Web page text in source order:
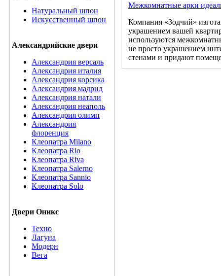
Натуральный шпон
Искусственный шпон
Александрийские двери
Александрия версаль
Александрия италия
Александрия корсика
Александрия мадрид
Александрия натали
Александрия неаполь
Александрия олимп
Александрия
флоренция
Клеопатра Milano
Клеопатра Rio
Клеопатра Riva
Клеопатра Salerno
Клеопатра Sannio
Клеопатра Solo
Двери Оникс
Техно
Лагуна
Модерн
Вега
Межкомнатные арки
Компания «Зодчий»
украшением вашей
используются
не просто украшением
стенами и придают